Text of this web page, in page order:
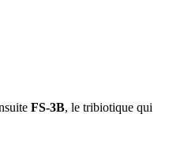
FS-3B, le tribiotique qui